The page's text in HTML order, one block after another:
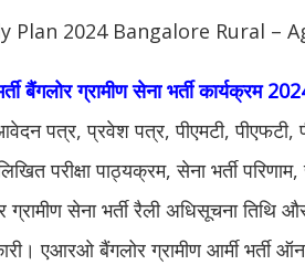
Plan 2024 Bangalore Rural –
बैंगलोर ग्रामीण सेना भर्ती कार्यक्रम
पत्र, प्रवेश पत्र, पीएमटी, पीएफटी,
परीक्षा पाठ्यक्रम, सेना भर्ती
ग्रामीण सेना भर्ती रैली अधिसूचना तिथि
एआरओ बैंगलोर ग्रामीण आर्मी भर्ती